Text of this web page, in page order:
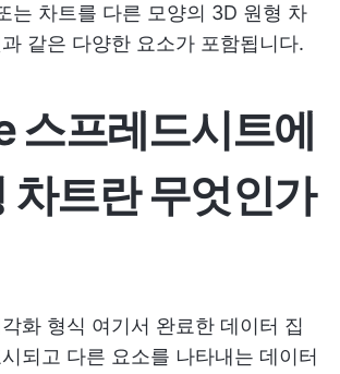
는 차트를 다른 모양의 3D 원형 차
같은 다양한 요소가 포함됩니다.
스프레드시트에
차트란 무엇인가
화 형식 여기서 완료한 데이터 집
되고 다른 요소를 나타내는 데이터